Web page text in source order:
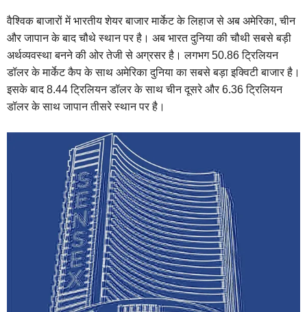
वैश्विक बाजारों में भारतीय शेयर बाजार मार्केट के लिहाज से अब अमेरिका, चीन
और जापान के बाद चौथे स्थान पर है। अब भारत दुनिया की चौथी सबसे बड़ी
अर्थव्यवस्था बनने की ओर तेजी से अग्रसर है। लगभग 50.86 ट्रिलियन
डॉलर के मार्केट कैप के साथ अमेरिका दुनिया का सबसे बड़ा इक्विटी बाजार है।
इसके बाद 8.44 ट्रिलियन डॉलर के साथ चीन दूसरे और 6.36 ट्रिलियन
डॉलर के साथ जापान तीसरे स्थान पर है।